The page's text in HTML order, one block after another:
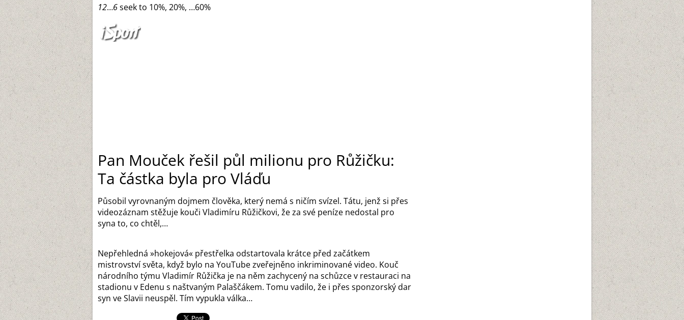
12…6seek to 10%, 20%, …60%
Pan Mouček řešil půl milionu pro Růžičku:
Ta částka byla pro Vláďu
Působil vyrovnaným dojmem člověka, který nemá s ničím svízel. Tátu, jenž si přes
videozáznam stěžuje kouči Vladimíru Růžičkovi, že za své peníze nedostal pro
syna to, co chtěl,…
Nepřehledná »hokejová« přestřelka odstartovala krátce před začátkem
mistrovství světa, když bylo na YouTube zveřejněno inkriminované video. Kouč
národního týmu Vladimír Růžička je na něm zachycený na schůzce v restauraci na
stadionu v Edenu s naštvaným Palaščákem. Tomu vadilo, že i přes sponzorský dar
syn ve Slavii neuspěl. Tím vypukla válka…